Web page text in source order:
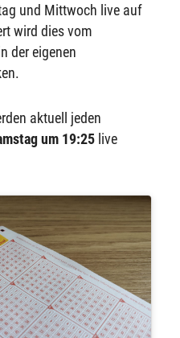
und Mittwoch live auf
wird dies vom
der eigenen
aktuell jeden
um 19:25 live